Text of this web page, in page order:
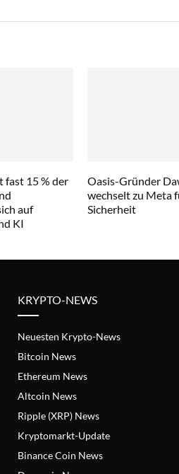
fast 15 % der
auf
KI
Oasis-Gründer
wechselt zu Meta
Sicherheit
KRYPTO-NEWS
Neuesten Krypto-News
Bitcoin News
Ethereum News
Altcoin News
Ripple (XRP) News
Kryptomarkt-Update
Binance Coin News